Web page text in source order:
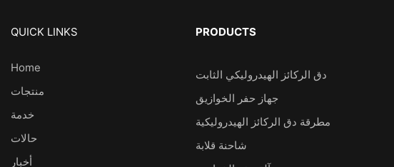
QUICK LINKS
Home
منتجات
خدمة
حالات
أخبار
PRODUCTS
دق الركائز الهيدروليكي الثابت
جهاز حفر الخوازيق
مطرقة دق الركائز الهيدروليكية
شاحنة قلابة